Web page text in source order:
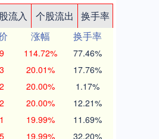
流入 个股流出
换手率
涨幅
换手率
114.72% 77.46%
20.01% 17.76%
20.00% 1.17%
20.00% 12.21%
19.99% 11.69%
19.99% 32.20%